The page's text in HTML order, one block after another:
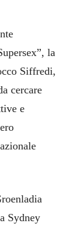
la
Siffredi,
cercare
e
Sydney